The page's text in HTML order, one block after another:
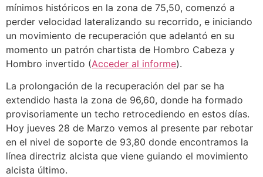
mínimos históricos en la zona de 75,50, comenzó a
perder velocidad lateralizando su recorrido, e iniciando
un movimiento de recuperación que adelantó en su
momento un patrón chartista de Hombro Cabeza y
Hombro invertido (Acceder al informe).
La prolongación de la recuperación del par se ha
extendido hasta la zona de 96,60, donde ha formado
provisoriamente un techo retrocediendo en estos días.
Hoy jueves 28 de Marzo vemos al presente par rebotar
en el nivel de soporte de 93,80 donde encontramos la
línea directriz alcista que viene guiando el movimiento
alcista último.